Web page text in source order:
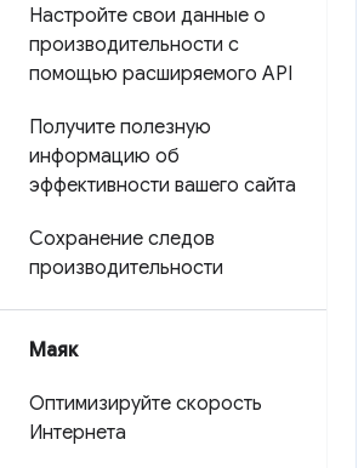
Настройте свои данные о
производительности с
помощью расширяемого API
Получите полезную
информацию об
эффективности вашего сайта
Сохранение следов
производительности
Маяк
Оптимизируйте скорость
Интернета